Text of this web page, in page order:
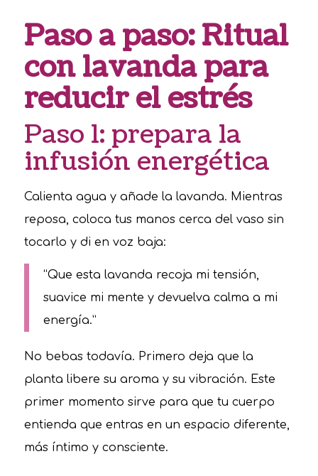
Paso a paso: Ritual
con lavanda para
reducir el estrés
Paso 1: prepara la
infusión energética
Calienta agua y añade la lavanda. Mientras
reposa, coloca tus manos cerca del vaso sin
tocarlo y di en voz baja:
“Que esta lavanda recoja mi tensión,
suavice mi mente y devuelva calma a mi
energía.”
No bebas todavía. Primero deja que la
planta libere su aroma y su vibración. Este
primer momento sirve para que tu cuerpo
entienda que entras en un espacio diferente,
más íntimo y consciente.